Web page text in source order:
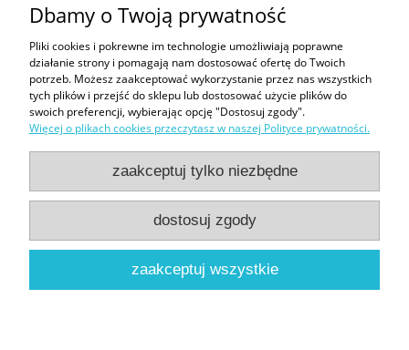
Dziękujemy, że wybraliście DiveMarket.pl. Jeżeli w trakcie procesu składania
zamówienia lub jego realizacji pojawią się jakieś pytania - zapraszamy do
kontaktu.
Tecline|Maski ze szkłami korekcyjnymi|Snorkeling|Kompas Suunto
Butla 300 bar|Bojka dekompresyjna|Sprzęt do nurkowania
Formy płatności:
Sklep nurkowy Warszawa | DiveMarket.pl | ul. Arrasowa 13, 01-981
biuro@divemarket.pl|575440545| NIP: 9522139902 |
REGON: 362696395
Dbamy o Twoją prywatność
Pliki cookies i pokrewne im technologie umożliwiają poprawne
działanie strony i pomagają nam dostosować ofertę do Twoich
potrzeb. Możesz zaakceptować wykorzystanie przez nas wszystkich
tych plików i przejść do sklepu lub dostosować użycie plików do
swoich preferencji, wybierając opcję "Dostosuj zgody".
Więcej o plikach cookies przeczytasz w naszej Polityce prywatności.
zaakceptuj tylko niezbędne
dostosuj zgody
zaakceptuj wszystkie